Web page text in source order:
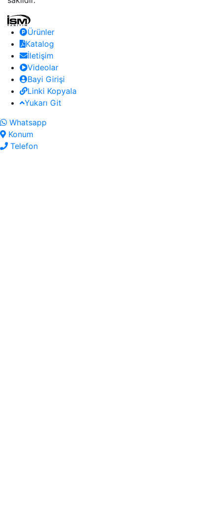
Ürünler
Katalog
İletişim
Videolar
Bayi Girişi
Linki Kopyala
Yukarı Git
Whatsapp
Konum
Telefon